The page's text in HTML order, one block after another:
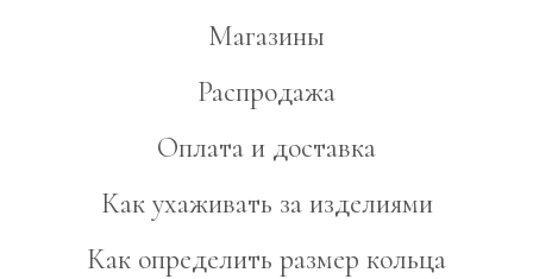
Магазины
Распродажа
Оплата и доставка
Как ухаживать за изделиями
Как определить размер кольца